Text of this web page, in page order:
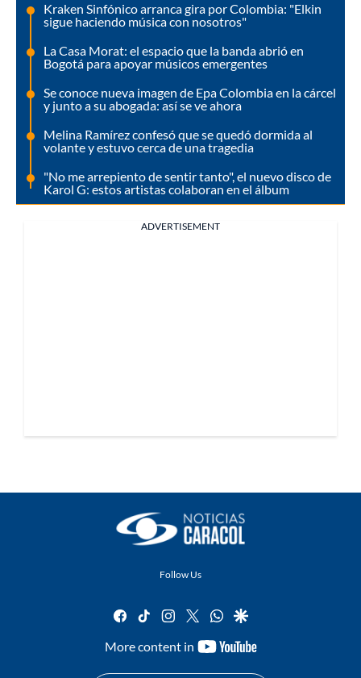
Kraken Sinfónico arranca gira por Colombia: "Elkin
sigue haciendo música con nosotros"
La Casa Morat: el espacio que la banda abrió en
Bogotá para apoyar músicos emergentes
Se conoce nueva imagen de Epa Colombia en la cárcel
y junto a su abogada: así se ve ahora
Melina Ramírez confesó que se quedó dormida al
volante y estuvo cerca de una tragedia
"No me arrepiento de sentir tanto", el nuevo disco de
Karol G: estos artistas colaboran en el álbum
ADVERTISEMENT
Follow Us
facebook
tiktok instagram
twitterwhatsapp
google
More content in
youtube-